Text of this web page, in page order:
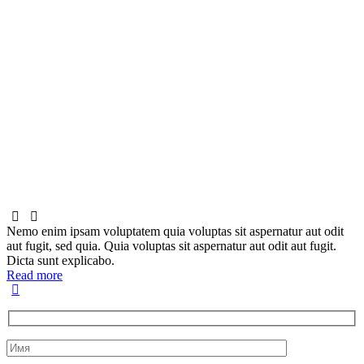
Nemo enim ipsam voluptatem quia voluptas sit aspernatur aut odit
aut fugit, sed quia. Quia voluptas sit aspernatur aut odit aut fugit.
Dicta sunt explicabo.
Read more